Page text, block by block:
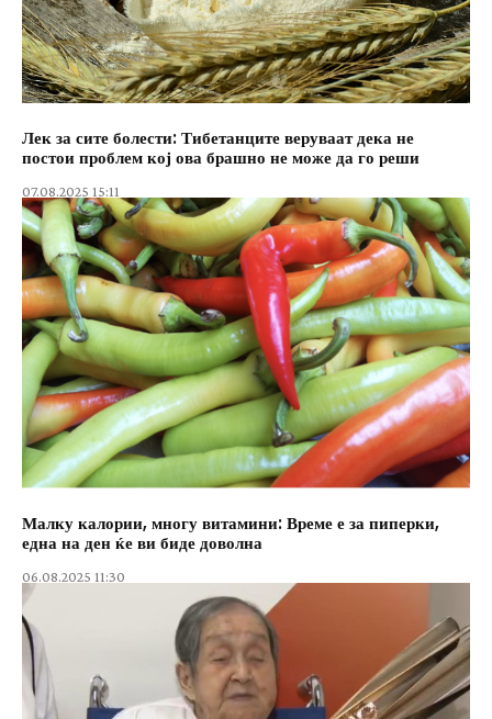
Лек за сите болести: Тибетанците веруваат дека не
постои проблем кој ова брашно не може да го реши
07.08.2025 15:11
Малку калории, многу витамини: Време е за пиперки,
една на ден ќе ви биде доволна
06.08.2025 11:30